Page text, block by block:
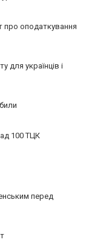
про оподаткування
для українців і
100 ТЦК
перед